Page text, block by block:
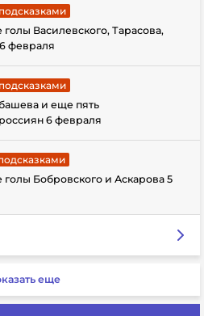
Василевского, Тарасова,
февраля
и еще пять
6 февраля
Бобровского и Аскарова 5
еще